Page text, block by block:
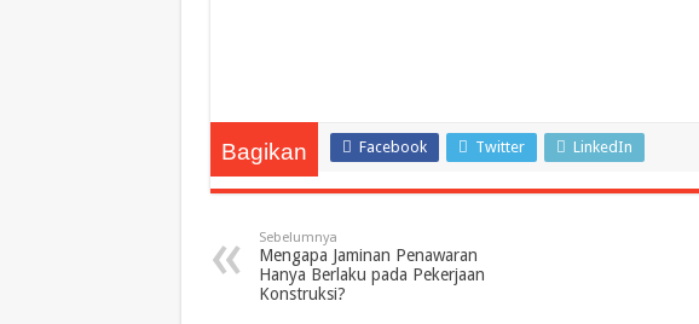
Bagikan Facebook Twitter LinkedIn
Sebelumnya
Mengapa Jaminan Penawaran
Hanya Berlaku pada Pekerjaan
Konstruksi?